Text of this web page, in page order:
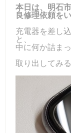
本日は、明石
良修理依頼を
充電器を差し
と、
中に何か詰ま
取り出してみ